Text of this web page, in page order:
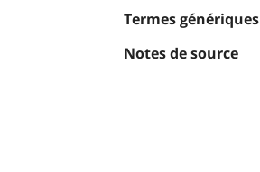
Termes génériques
Notes de source